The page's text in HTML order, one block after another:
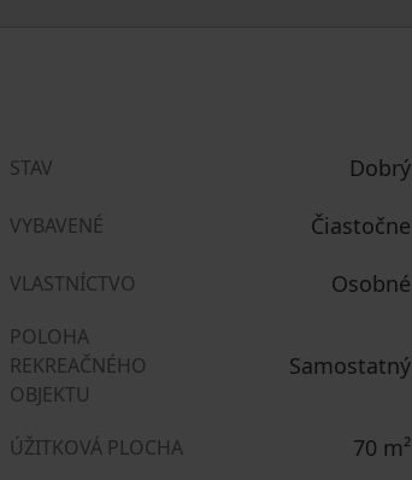
STAV Dobrý
VYBAVENÉ Čiastočne
VLASTNÍCTVO Osobné
POLOHA
REKREAČNÉHO
OBJEKTU
Samostatný
ÚŽITKOVÁ PLOCHA 70 m²